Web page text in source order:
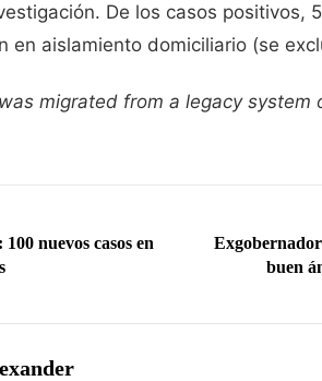
De los casos positivos,
en aislamiento domiciliario (se
migrated from a legacy system
nuevos casos en
buen